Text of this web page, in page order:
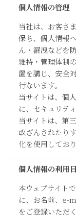
個人情報の管理
当社は、お客さ
保ち、個人情報
ん・漏洩などを
維持・管理体制
置を講じ、安全
行ないます。
当サイトは、個
に、セキュリテ
当サイトは、第
改ざんされたり
化を使用しており
個人情報の利用
本ウェブサイト
に、お名前、e-
をご登録いただ